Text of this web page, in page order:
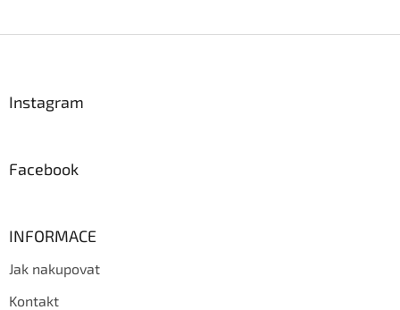
Instagram
Facebook
INFORMACE
Jak nakupovat
Kontakt